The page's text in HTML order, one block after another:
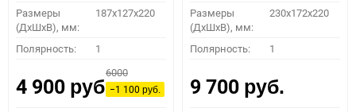
Размеры
(ДхШхВ), мм:
187x127x220
Полярность: 1
4 900 руб.
6000
−1 100руб.
Размеры
(ДхШхВ), мм:
230x172x220
Полярность: 1
9 700 руб.